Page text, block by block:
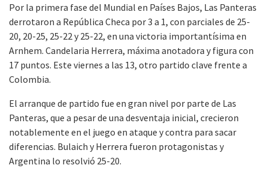
Por la primera fase del Mundial en Países Bajos, Las Panteras
derrotaron a República Checa por 3 a 1, con parciales de 25-
20, 20-25, 25-22 y 25-22, en una victoria importantísima en
Arnhem. Candelaria Herrera, máxima anotadora y figura con
17 puntos. Este viernes a las 13, otro partido clave frente a
Colombia.
El arranque de partido fue en gran nivel por parte de Las
Panteras, que a pesar de una desventaja inicial, crecieron
notablemente en el juego en ataque y contra para sacar
diferencias. Bulaich y Herrera fueron protagonistas y
Argentina lo resolvió 25-20.